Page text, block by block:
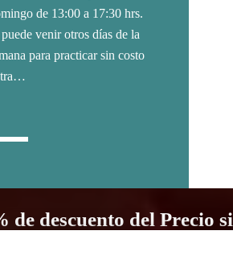
de 13:00 a 17:30 hrs.
puede venir otros días de la
para practicar sin costo
de descuento del Precio